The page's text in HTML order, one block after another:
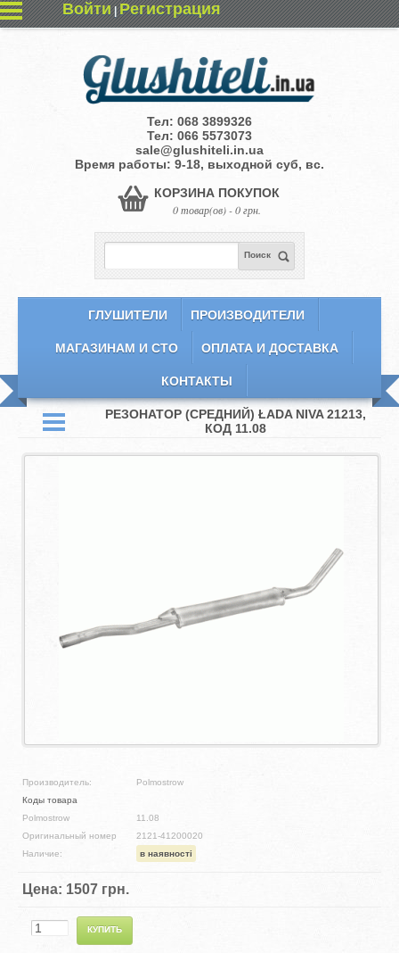
Войти|Регистрация
Тел: 068 3899326
Тел: 066 5573073
sale@glushiteli.in.ua
Время работы: 9-18, выходной суб, вс.
КОРЗИНА ПОКУПОК
0 товар(ов) - 0 грн.
Поиск
ГЛУШИТЕЛИ ПРОИЗВОДИТЕЛИ
МАГАЗИНАМ И СТО ОПЛАТА И ДОСТАВКА
КОНТАКТЫ
РЕЗОНАТОР (СРЕДНИЙ) ŁADA NIVA 21213,
КОД 11.08
Производитель:
Polmostrow
Коды товара
Polmostrow
11.08
Оригинальный номер
2121-41200020
Наличие:
в наявності
Цена: 1507 грн.